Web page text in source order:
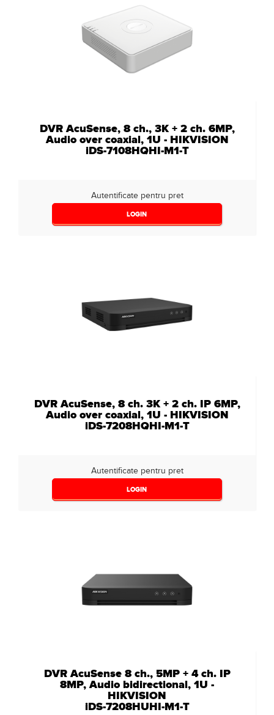
DVR AcuSense, 8 ch., 3K + 2 ch. 6MP,
Audio over coaxial, 1U - HIKVISION
iDS-7108HQHI-M1-T
Autentificate pentru pret
LOGIN
DVR AcuSense, 8 ch. 3K + 2 ch. IP 6MP,
Audio over coaxial, 1U - HIKVISION
iDS-7208HQHI-M1-T
Autentificate pentru pret
LOGIN
DVR AcuSense 8 ch., 5MP + 4 ch. IP
8MP, Audio bidirectional, 1U -
HIKVISION
iDS-7208HUHI-M1-T